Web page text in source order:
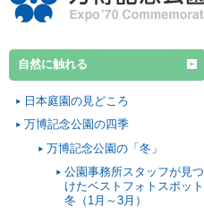
自然に触れる
日本庭園の見どころ
万博記念公園の四季
万博記念公園の「冬」
公園事務所スタッフが見つ
けたベストフォトスポット
冬（1月～3月）